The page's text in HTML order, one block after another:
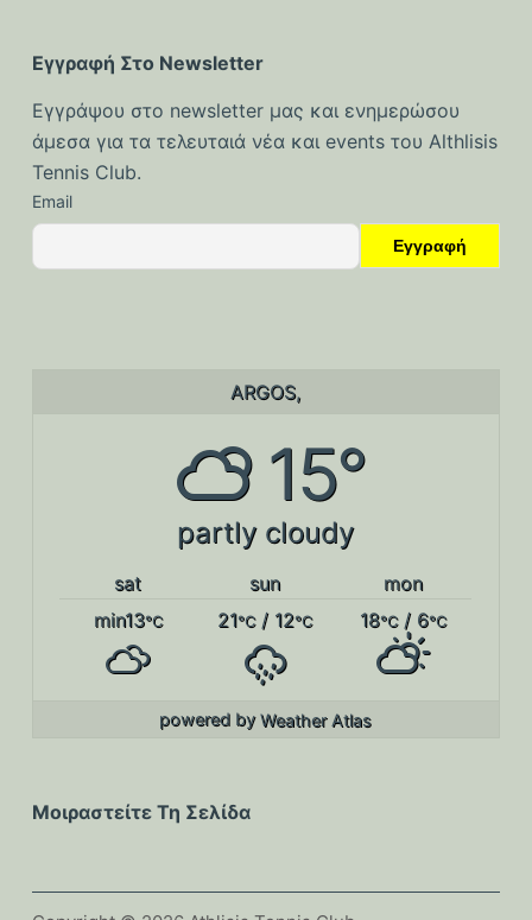
Εγγραφή Στο Newsletter
Εγγράψου στο newsletter μας και ενημερώσου
άμεσα για τα τελευταιά νέα και events του Althlisis
Tennis Club.
Email
ARGOS,
15°
partly cloudy
sat sun
mon
min13°C 21°C/ 12°C 18°C/ 6°C
powered byWeather Atlas
Μοιραστείτε Τη Σελίδα